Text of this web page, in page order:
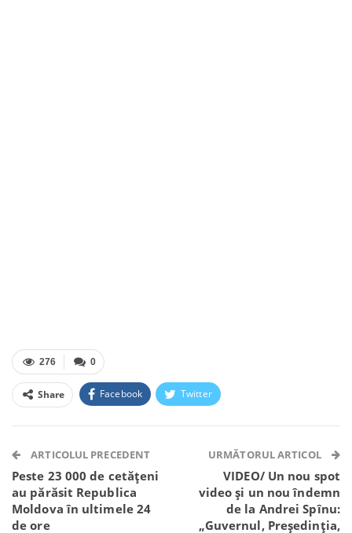
0
276
Share Facebook Twitter
Telegram WhatsApp Viber
ARTICOLUL PRECEDENT
Peste 23 000 de cetățeni
au părăsit Republica
Moldova în ultimele 24
de ore
URMĂTORUL ARTICOL
VIDEO/ Un nou spot
video și un nou îndemn
de la Andrei Spînu:
„Guvernul, Președinția,